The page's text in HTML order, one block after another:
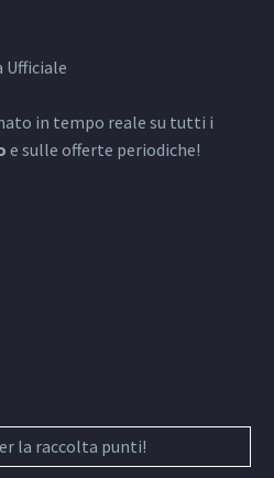
Ufficiale
in tempo reale su tutti i
e sulle offerte periodiche!
la raccolta punti!